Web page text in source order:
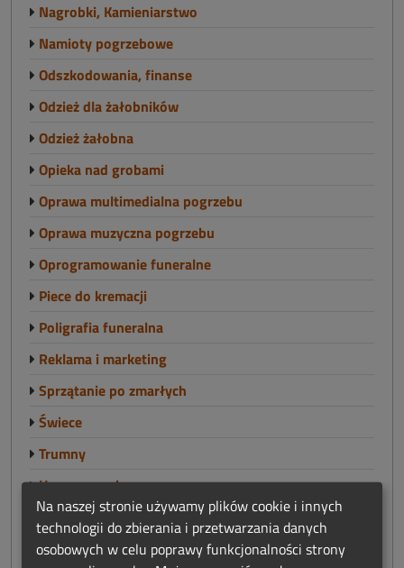
Nagrobki, Kamieniarstwo
Namioty pogrzebowe
Odszkodowania, finanse
Odzież dla żałobników
Odzież żałobna
Opieka nad grobami
Oprawa multimedialna pogrzebu
Oprawa muzyczna pogrzebu
Oprogramowanie funeralne
Piece do kremacji
Poligrafia funeralna
Reklama i marketing
Sprzątanie po zmarłych
Świece
Trumny
Urny pogrzebowe
Windy pogrzebowe
Witraże nagrobne
Na naszej stronie używamy plików cookie i innych
technologii do zbierania i przetwarzania danych
osobowych w celu poprawy funkcjonalności strony